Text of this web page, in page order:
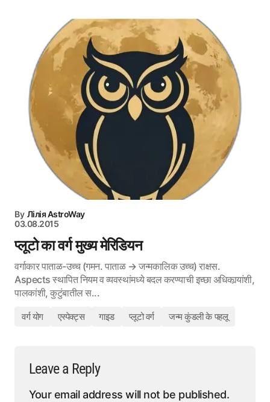
By Лілія AstroWay
03.08.2015
प्लूटो का वर्ग मुख्य मेरिडियन
वर्गाकार पाताळ-उच्च (गमन. पाताळ → जन्मकालिक उच्च) राक्षस.
Aspects स्थापित नियम व व्यवस्थांमध्ये बदल करण्याची इच्छा अधिकार्‍यांशी,
पालकांशी, कुटुंबातील स...
वर्ग योग एस्पेक्ट्स गाइड प्लूटो वर्ग जन्म कुंडली के पहलू
Leave a Reply
Your email address will not be published.